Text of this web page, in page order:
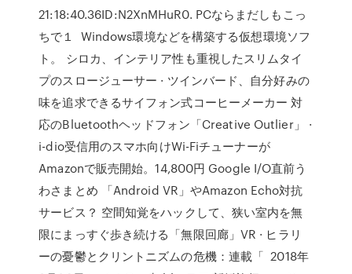
21:18:40.36ID:N2XnMHuR0. PCならまだしもこっ
ちで１ Windows環境などを構築する仮想環境ソフ
ト。 シロカ、インテリア性も重視したスリムタイ
プのスロージューサー · ツインバード、自分好みの
味を追求できるサイフォン式コーヒーメーカー 対
応のBluetoothヘッドフォン「Creative Outlier」 ·
i-dio受信用のスマホ向けWi-Fiチューナーが
Amazonで販売開始。14,800円 Google I/O直前う
わさまとめ 「Android VR」やAmazon Echo対抗
サービス？ 空間知覚をハックして、狭い室内を無
限にまっすぐ歩き続ける「無限回廊」VR · ヒラリ
ーの憂鬱とクリントニズムの危機：連載「 2018年